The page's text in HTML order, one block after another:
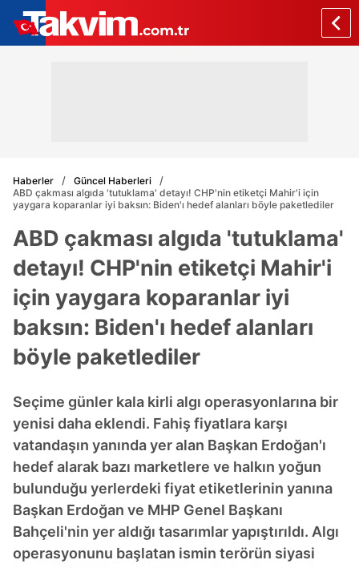
Haberler
Güncel Haberleri
ABD çakması algıda 'tutuklama' detayı! CHP'nin etiketçi Mahir'i için
yaygara koparanlar iyi baksın: Biden'ı hedef alanları böyle paketlediler
ABD çakması algıda 'tutuklama'
detayı! CHP'nin etiketçi Mahir'i
için yaygara koparanlar iyi
baksın: Biden'ı hedef alanları
böyle paketlediler
Seçime günler kala kirli algı operasyonlarına bir
yenisi daha eklendi. Fahiş fiyatlara karşı
vatandaşın yanında yer alan Başkan Erdoğan'ı
hedef alarak bazı marketlere ve halkın yoğun
bulunduğu yerlerdeki fiyat etiketlerinin yanına
Başkan Erdoğan ve MHP Genel Başkanı
Bahçeli'nin yer aldığı tasarımlar yapıştırıldı. Algı
operasyonunu başlatan ismin terörün siyasi